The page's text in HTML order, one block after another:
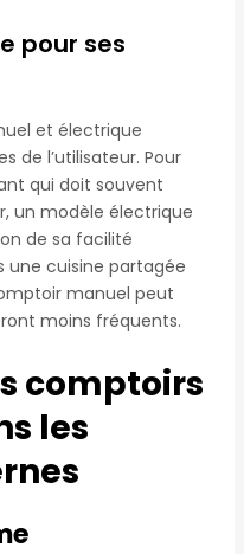
pour ses
et électrique
de l’utilisateur. Pour
qui doit souvent
un modèle électrique
de sa facilité
une cuisine partagée
manuel peut
moins fréquents.
comptoirs
les